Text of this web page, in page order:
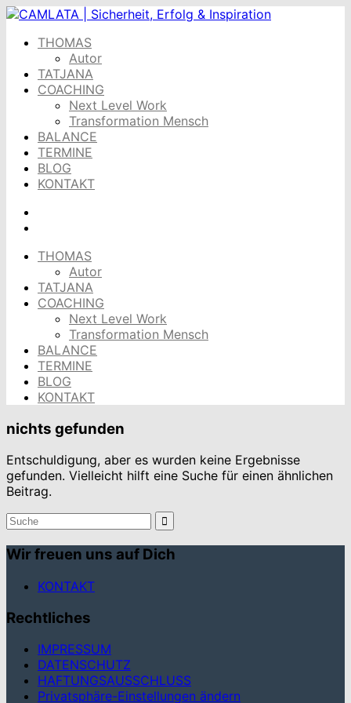
Skip
contentTHOMAS
Autor
TATJANA
COACHING
Next Level Work
Transformation Mensch
BALANCE
TERMINE
BLOG
KONTAKT
THOMAS
Autor
TATJANA
COACHING
Next Level Work
Transformation Mensch
BALANCE
TERMINE
BLOG
KONTAKT
nichts gefunden
Entschuldigung, aber es wurden keine Ergebnisse
gefunden. Vielleicht hilft eine Suche für einen ähnlichen
Beitrag.
Suchergebnis
für:
Wir freuen uns auf Dich
KONTAKT
Rechtliches
IMPRESSUM
DATENSCHUTZ
HAFTUNGSAUSSCHLUSS
Privatsphäre-Einstellungen ändern